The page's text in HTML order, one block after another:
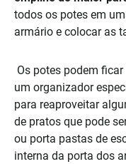
todos os potes em
armário e colocar as
Os potes podem
um organizador
para reaproveitar
de pratos que pode
ou porta pastas de
interna da porta dos